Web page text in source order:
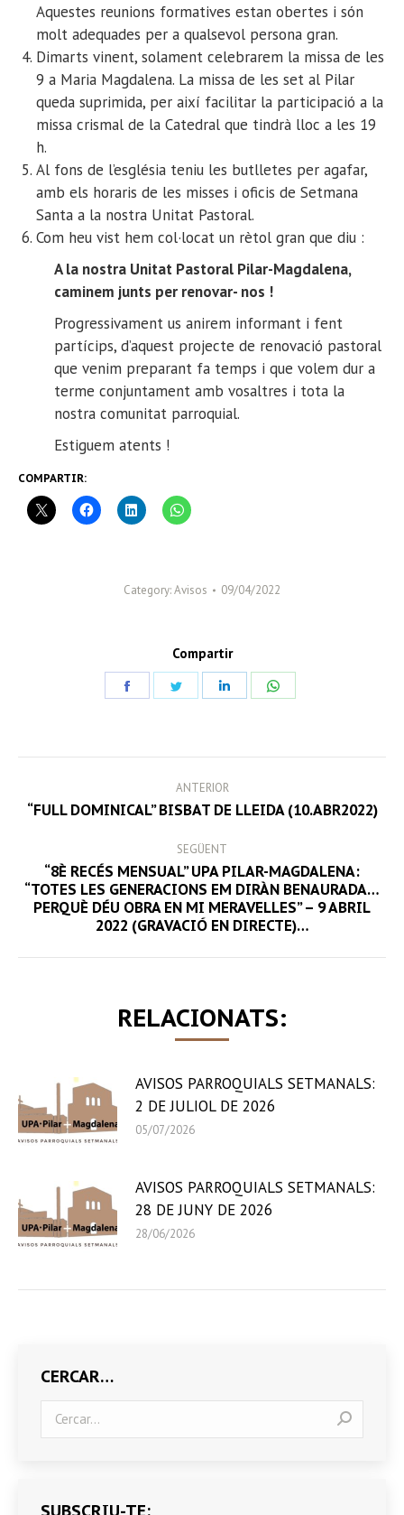
Aquestes reunions formatives estan obertes i són
molt adequades per a qualsevol persona gran.
Dimarts vinent, solament celebrarem la missa de les
9 a Maria Magdalena. La missa de les set al Pilar
queda suprimida, per així facilitar la participació a la
missa crismal de la Catedral que tindrà lloc a les 19
h.
Al fons de l’església teniu les butlletes per agafar,
amb els horaris de les misses i oficis de Setmana
Santa a la nostra Unitat Pastoral.
Com heu vist hem col·locat un rètol gran que diu :
A la nostra Unitat Pastoral Pilar-Magdalena,
caminem junts per renovar- nos !
Progressivament us anirem informant i fent
partícips, d’aquest projecte de renovació pastoral
que venim preparant fa temps i que volem dur a
terme conjuntament amb vosaltres i tota la
nostra comunitat parroquial.
Estiguem atents !
COMPARTIR:
Category:Avisos 09/04/2022
Compartir
NAVIGATION
ANTERIOR
Previous
“FULL DOMINICAL” BISBAT DE LLEIDA (10.ABR2022)
SEGÜENT
Next
post:
“8È RECÉS MENSUAL” UPA PILAR-MAGDALENA:
“TOTES LES GENERACIONS EM DIRÀN BENAURADA…
PERQUÈ DÉU OBRA EN MI MERAVELLES” – 9 ABRIL
2022 (GRAVACIÓ EN DIRECTE)…
RELACIONATS:
AVISOS PARROQUIALS SETMANALS:
2 DE JULIOL DE 2026
05/07/2026
AVISOS PARROQUIALS SETMANALS:
28 DE JUNY DE 2026
28/06/2026
CERCAR…
SUBSCRIU-TE: